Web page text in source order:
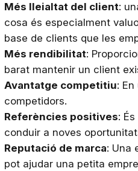
Més lleialtat del client:
cosa és especialment
base de clients que les
Més rendibilitat:
barat mantenir un client
Avantatge competitiu:
competidors.
Referències positives:
conduir a noves
Reputació de marca: Una
pot ajudar una petita